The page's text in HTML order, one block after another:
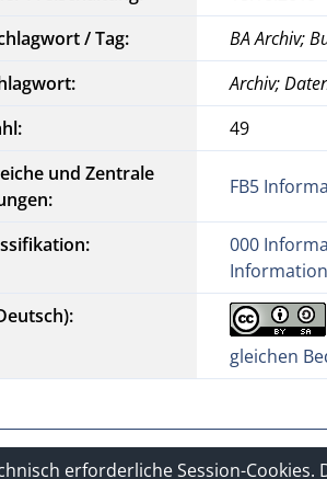
/ Tag:
BA Archiv;
Archiv;
49
und Zentrale
FB5
000
gleichen
Datenschutzerklärung
erforderliche Session-